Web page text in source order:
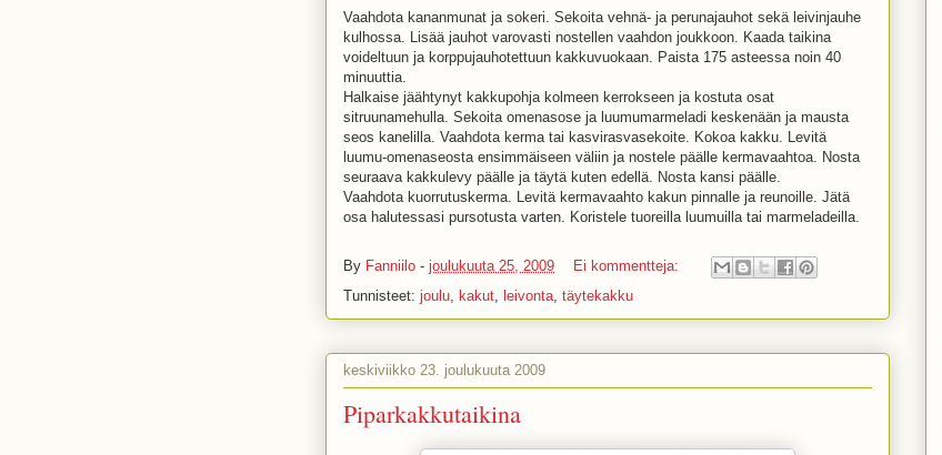
Vaahdota kananmunat ja sokeri. Sekoita vehnä- ja perunajauhot sekä leivinjauhe
kulhossa. Lisää jauhot varovasti nostellen vaahdon joukkoon. Kaada taikina
voideltuun ja korppujauhotettuun kakkuvuokaan. Paista 175 asteessa noin 40
minuuttia.
Halkaise jäähtynyt kakkupohja kolmeen kerrokseen ja kostuta osat
sitruunamehulla. Sekoita omenasose ja luumumarmeladi keskenään ja mausta
seos kanelilla. Vaahdota kerma tai kasvirasvasekoite. Kokoa kakku. Levitä
luumu-omenaseosta ensimmäiseen väliin ja nostele päälle kermavaahtoa. Nosta
seuraava kakkulevy päälle ja täytä kuten edellä. Nosta kansi päälle.
Vaahdota kuorrutuskerma. Levitä kermavaahto kakun pinnalle ja reunoille. Jätä
osa halutessasi pursotusta varten. Koristele tuoreilla luumuilla tai marmeladeilla.
By Fanniilo - joulukuuta 25, 2009
Ei kommentteja:
Tunnisteet: joulu, kakut, leivonta, täytekakku
keskiviikko 23. joulukuuta 2009
Piparkakkutaikina